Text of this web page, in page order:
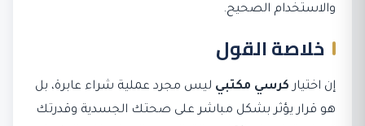
والاستخدام الصحيح.
خلاصة القول
إن اختيار كرسي مكتبي ليس مجرد عملية شراء عابرة، بل
هو قرار يؤثر بشكل مباشر على صحتك الجسدية وقدرتك